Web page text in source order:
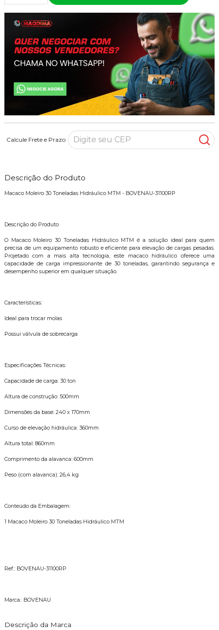
Calcule Frete e Prazo
Descrição do Produto
Macaco Moleiro 30 Toneladas Hidráulico MTM - BOVENAU-31100RP
Descrição do Produto
O Macaco Moleiro 30 Toneladas Hidráulico MTM é a solução ideal para quem
precisa de um equipamento robusto e eficiente para elevação de cargas pesadas.
Projetado com a mais alta tecnologia, este macaco hidráulico oferece uma
capacidade de carga impressionante de 30 toneladas, garantindo segurança e
desempenho superior em qualquer situação.
Características:
Ideal para trocar molas
Possui válvula de sobrecarga
Especificações Técnicas:
Capacidade de carga: 30 ton
Altura de construção: 500mm
Dimensões da base: 240 x 170mm
Curso de elevação hidráulica: 360mm
Altura total: 860mm
Comprimento da alavanca: 600mm
Peso (com alavanca): 26,4 kg
Conteúdo da Embalagem:
1 Macaco Moleiro 30 Toneladas Hidráulico MTM
Ref.: BOVENAU-31100RP
Marca.: BOVENAU
Descrição da Marca